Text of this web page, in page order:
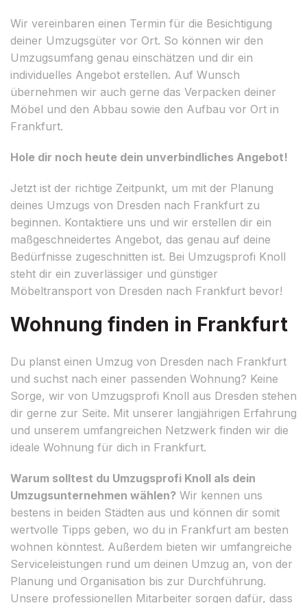
Wir vereinbaren einen Termin für die Besichtigung
deiner Umzugsgüter vor Ort. So können wir den
Umzugsumfang genau einschätzen und dir ein
individuelles Angebot erstellen. Auf Wunsch
übernehmen wir auch gerne das Verpacken deiner
Möbel und den Abbau sowie den Aufbau vor Ort in
Frankfurt.
Hole dir noch heute dein unverbindliches Angebot!
Jetzt ist der richtige Zeitpunkt, um mit der Planung
deines Umzugs von Dresden nach Frankfurt zu
beginnen. Kontaktiere uns und wir erstellen dir ein
maßgeschneidertes Angebot, das genau auf deine
Bedürfnisse zugeschnitten ist. Bei Umzugsprofi Knoll
steht dir ein zuverlässiger und günstiger
Möbeltransport von Dresden nach Frankfurt bevor!
Wohnung finden in Frankfurt
Du planst einen Umzug von Dresden nach Frankfurt
und suchst nach einer passenden Wohnung? Keine
Sorge, wir von Umzugsprofi Knoll aus Dresden stehen
dir gerne zur Seite. Mit unserer langjährigen Erfahrung
und unserem umfangreichen Netzwerk finden wir die
ideale Wohnung für dich in Frankfurt.
Warum solltest du Umzugsprofi Knoll als dein
Umzugsunternehmen wählen? Wir kennen uns
bestens in beiden Städten aus und können dir somit
wertvolle Tipps geben, wo du in Frankfurt am besten
wohnen könntest. Außerdem bieten wir umfangreiche
Serviceleistungen rund um deinen Umzug an, von der
Planung und Organisation bis zur Durchführung.
Unsere professionellen Mitarbeiter sorgen dafür, dass